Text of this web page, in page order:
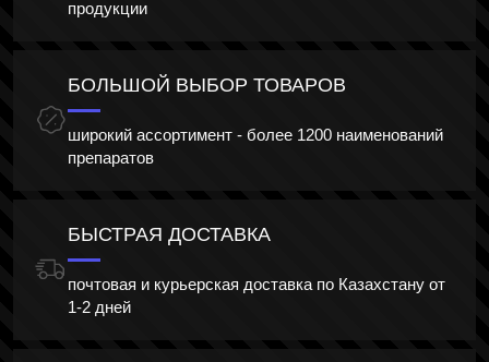
продукции
БОЛЬШОЙ ВЫБОР ТОВАРОВ
широкий ассортимент - более 1200 наименований
препаратов
БЫСТРАЯ ДОСТАВКА
почтовая и курьерская доставка по Казахстану от
1-2 дней